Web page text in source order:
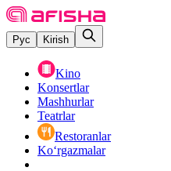
Рус Kirish
Kino
Konsertlar
Mashhurlar
Teatrlar
Restoranlar
Ko‘rgazmalar